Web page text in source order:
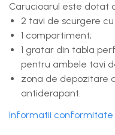
Carucioarul este dotat
2 tavi de scurgere
1 compartiment;
1 gratar din tabla
pentru ambele tavi
zona de depozitare
antiderapant.
Informatii conformitate